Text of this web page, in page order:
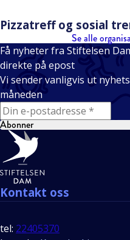
Pizzatreff og sosial
Se alle
Få nyheter fra Stiftelsen
direkte på epost
Vi sender vanligvis ut
måneden
E-mail
Abonner
Bunntekst
Kontakt oss
tel: 22405370